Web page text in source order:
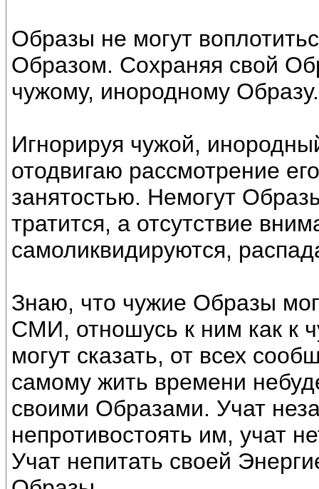
Образы не могут
Образом. Сохраняя свой
чужому, инородному Образу.
Игнорируя чужой,
отодвигаю рассмотрение
занятостью. Немогут
тратится, а отсутствие
самоликвидируются,
Знаю, что чужие Образы
СМИ, отношусь к ним как к
могут сказать, от всех
самому жить времени
своими Образами. Учат
непротивостоять им, учат
Учат непитать своей